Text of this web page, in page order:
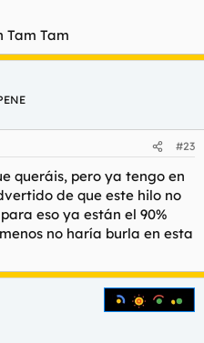
Tam Tam
#23
queráis, pero ya tengo en
de que este hilo no
eso ya están el 90%
no haría burla en esta